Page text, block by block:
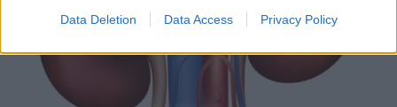
Data Deletion Data Access Privacy Policy